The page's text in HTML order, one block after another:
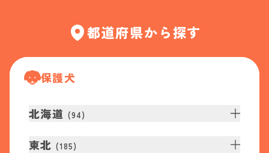
都道府県から探す
保護犬
北海道 (94)
東北 (185)